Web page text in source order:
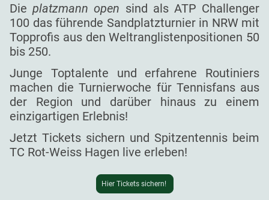
Dieplatzmann open sind als ATP Challenger
100 das führende Sandplatzturnier in NRW mit
Topprofis aus den Weltranglistenpositionen 50
bis 250.
Junge Toptalente und erfahrene Routiniers
machen die Turnierwoche für Tennisfans aus
der Region und darüber hinaus zu einem
einzigartigen Erlebnis!
Jetzt Tickets sichern und Spitzentennis beim
TC Rot-Weiss Hagen live erleben!
Hier Tickets sichern!